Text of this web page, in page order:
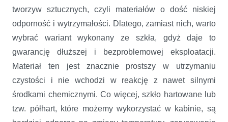
tworzyw sztucznych, czyli materiałów o dość niskiej
odporność i wytrzymałości. Dlatego, zamiast nich, warto
wybrać wariant wykonany ze szkła, gdyż daje to
gwarancję dłuższej i bezproblemowej eksploatacji.
Materiał ten jest znacznie prostszy w utrzymaniu
czystości i nie wchodzi w reakcję z nawet silnymi
środkami chemicznymi. Co więcej, szkło hartowane lub
tzw. półhart, które możemy wykorzystać w kabinie, są